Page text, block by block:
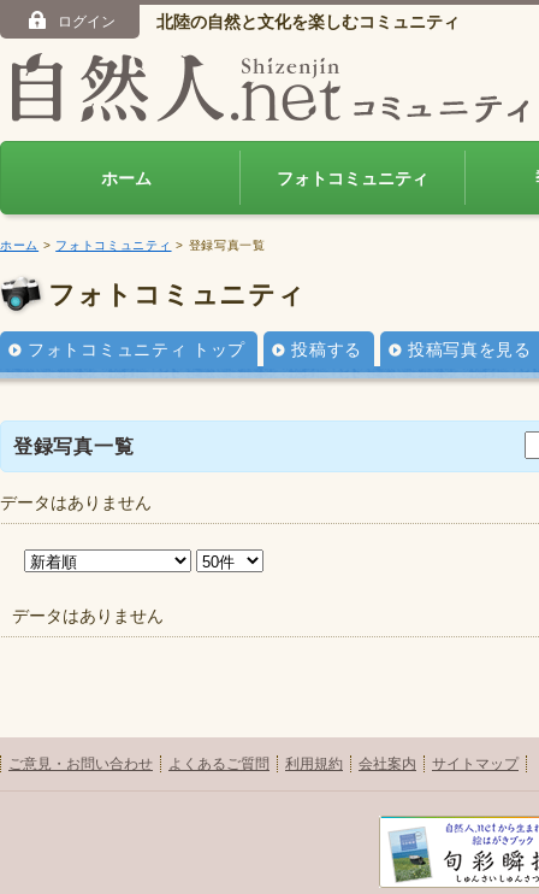
ログイン 北陸の自然と文化を楽しむコミュニティ
ホーム フォトコミュニティ
ホーム > フォトコミュニティ > 登録写真一覧
フォトコミュニティ
フォトコミュニティ トップ 投稿する 投稿写真を見る
登録写真一覧
データはありません
データはありません
ご意見・お問い合わせ よくあるご質問 利用規約 会社案内 サイトマップ